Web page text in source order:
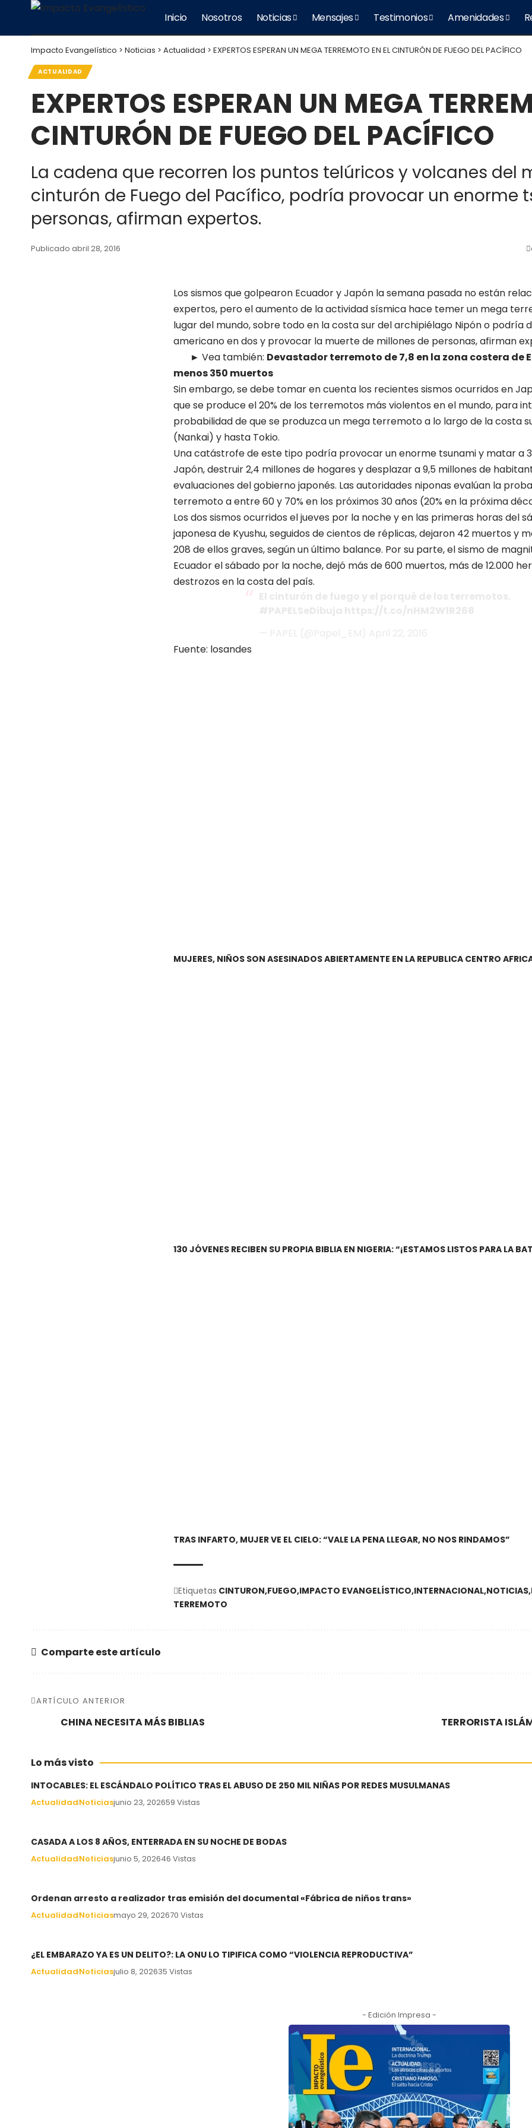
Inicio Nosotros Noticias Mensajes Testimonios Amenidades
Impacto Evangelístico > Noticias > Actualidad > EXPERTOS ESPERAN UN MEGA TERREMOTO EN EL CINTURÓN DE FUEGO DEL PACÍFICO
ACTUALIDAD
EXPERTOS ESPERAN UN MEGA
CINTURÓN DE FUEGO DEL PACÍFICO
La cadena que recorren los puntos telúricos y volcanes del
cinturón de Fuego del Pacífico, podría provocar un enorme
personas, afirman expertos.
Publicado abril 28, 2016
Los sismos que golpearon Ecuador y Japón la semana pasada no están
expertos, pero el aumento de la actividad sísmica hace temer un mega
lugar del mundo, sobre todo en la costa sur del archipiélago Nipón o podría
americano en dos y provocar la muerte de millones de personas, afirman
► Vea también: Devastador terremoto de 7,8 en la zona costera de
menos 350 muertos
Sin embargo, se debe tomar en cuenta los recientes sismos ocurridos en
que se produce el 20% de los terremotos más violentos en el mundo, para
probabilidad de que se produzca un mega terremoto a lo largo de la costa
(Nankai) y hasta Tokio.
Una catástrofe de este tipo podría provocar un enorme tsunami y matar a
Japón, destruir 2,4 millones de hogares y desplazar a 9,5 millones de
evaluaciones del gobierno japonés. Las autoridades niponas evalúan la
terremoto a entre 60 y 70% en los próximos 30 años (20% en la próxima
Los dos sismos ocurridos el jueves por la noche y en las primeras horas del
japonesa de Kyushu, seguidos de cientos de réplicas, dejaron 42 muertos y
208 de ellos graves, según un último balance. Por su parte, el sismo de
Ecuador el sábado por la noche, dejó más de 600 muertos, más de 12.000
destrozos en la costa del país.
Fuente: losandes
MUJERES, NIÑOS SON ASESINADOS ABIERTAMENTE EN LA REPUBLICA CENTRO
130 JÓVENES RECIBEN SU PROPIA BIBLIA EN NIGERIA: “¡ESTAMOS LISTOS PARA LA
TRAS INFARTO, MUJER VE EL CIELO: “VALE LA PENA LLEGAR, NO NOS RINDAMOS”
Etiquetas CINTURON FUEGO IMPACTO EVANGELÍSTICO INTERNACIONAL NOTICIAS
TERREMOTO
Comparte este artículo
ARTÍCULO ANTERIOR
CHINA NECESITA MÁS BIBLIAS TERRORISTA
Lo más visto
INTOCABLES: EL ESCÁNDALO POLÍTICO TRAS EL ABUSO DE 250 MIL NIÑAS POR REDES MUSULMANAS
ActualidadNoticiasjunio 23, 202659 Vistas
CASADA A LOS 8 AÑOS, ENTERRADA EN SU NOCHE DE BODAS
ActualidadNoticiasjunio 5, 202646 Vistas
Ordenan arresto a realizador tras emisión del documental «Fábrica de niños trans»
ActualidadNoticiasmayo 29, 202670 Vistas
¿EL EMBARAZO YA ES UN DELITO?: LA ONU LO TIPIFICA COMO “VIOLENCIA REPRODUCTIVA”
ActualidadNoticiasjulio 8, 202635 Vistas
- Edición Impresa -